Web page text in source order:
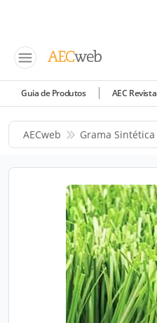
Guia de Produtos AEC Revista
AECweb Grama Sintética